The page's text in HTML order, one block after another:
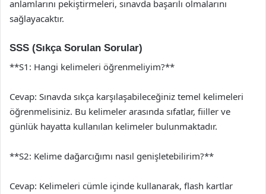
anlamlarını pekiştirmeleri, sınavda başarılı olmalarını
sağlayacaktır.
SSS (Sıkça Sorulan Sorular)
**S1: Hangi kelimeleri öğrenmeliyim?**
Cevap: Sınavda sıkça karşılaşabileceğiniz temel kelimeleri
öğrenmelisiniz. Bu kelimeler arasında sıfatlar, fiiller ve
günlük hayatta kullanılan kelimeler bulunmaktadır.
**S2: Kelime dağarcığımı nasıl genişletebilirim?**
Cevap: Kelimeleri cümle içinde kullanarak, flash kartlar